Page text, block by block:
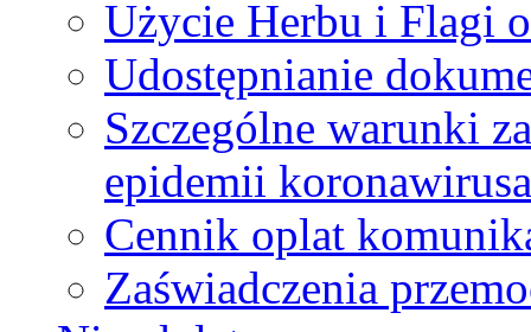
Użycie Herbu i Flagi
Udostępnianie
Szczególne warunki
epidemii
Cennik oplat
Zaświadczenia